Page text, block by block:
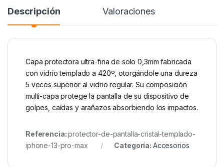
Descripción Valoraciones
Capa protectora ultra-fina de solo 0,3mm fabricada
con vidrio templado a 420º, otorgándole una dureza
5 veces superior al vidrio regular. Su composición
multi-capa protege la pantalla de su dispositivo de
golpes, caídas y arañazos absorbiendo los impactos.
Referencia:protector-de-pantalla-cristal-templado-
iphone-13-pro-max
Categoría: Accesorios